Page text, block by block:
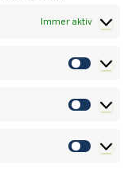
Immer aktiv